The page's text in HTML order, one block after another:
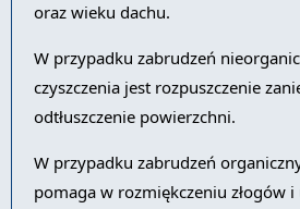
oraz wieku dachu.
W przypadku zabrudzeń
czyszczenia jest rozpuszczenie
odtłuszczenie powierzchni.
W przypadku zabrudzeń
pomaga w rozmiękczeniu złogów i